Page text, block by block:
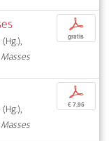
p
gratis
p
€ 7,95